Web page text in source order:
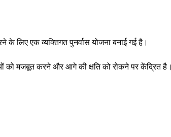
के लिए एक व्यक्तिगत पुनर्वास योजना बनाई गई है।
को मजबूत करने और आगे की क्षति को रोकने पर केंद्रित है।